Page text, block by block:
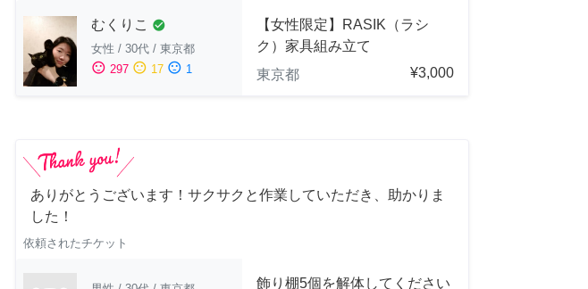
むくりこ check_circle
女性 / 30代 / 東京都
sentiment_satisfied 297 sentiment_neutral 17 sentiment_dissatisfied 1
【女性限定】RASIK（ラシ
ク）家具組み立て
東京都
¥3,000
ありがとうございます！サクサクと作業していただき、助かりま
した！
依頼されたチケット
飾り棚5個を解体してください